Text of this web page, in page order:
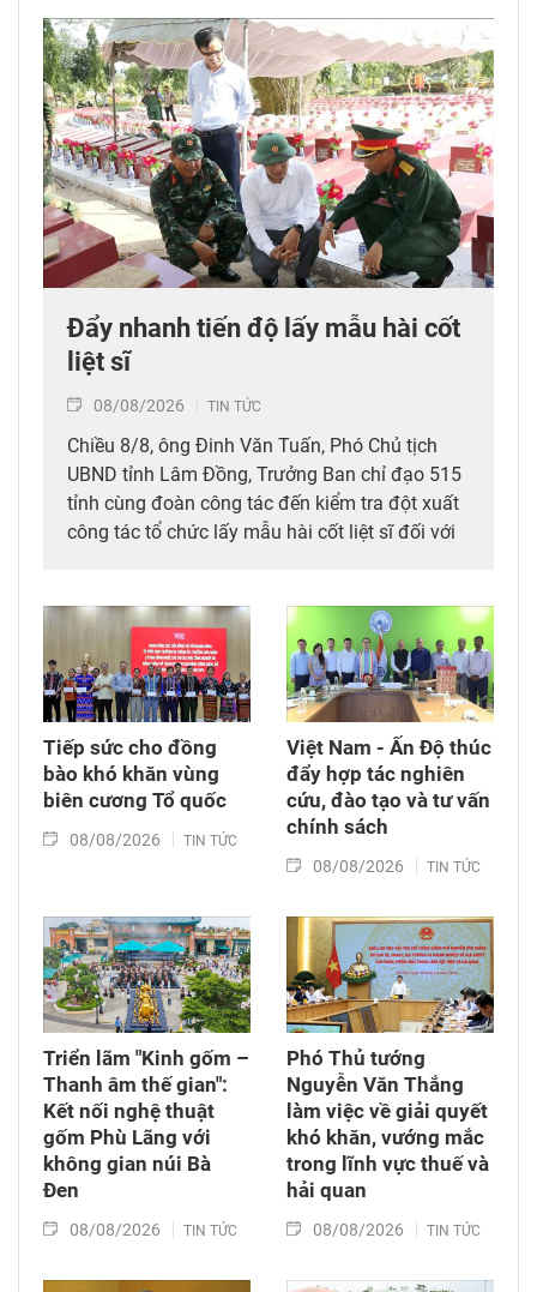
Đẩy nhanh tiến độ lấy mẫu hài cốt
liệt sĩ
08/08/2026 TIN TỨC
Chiều 8/8, ông Đinh Văn Tuấn, Phó Chủ tịch
UBND tỉnh Lâm Đồng, Trưởng Ban chỉ đạo 515
tỉnh cùng đoàn công tác đến kiểm tra đột xuất
công tác tổ chức lấy mẫu hài cốt liệt sĩ đối với
thời tặng quà cho cán bộ, chiến sĩ tham gia
công tác lấy mẫu tại đây.
Tiếp sức cho đồng
bào khó khăn vùng
biên cương Tổ quốc
08/08/2026 TIN TỨC
Việt Nam - Ấn Độ thúc
đẩy hợp tác nghiên
cứu, đào tạo và tư vấn
chính sách
08/08/2026 TIN TỨC
Triển lãm "Kinh gốm –
Thanh âm thế gian":
Kết nối nghệ thuật
gốm Phù Lãng với
không gian núi Bà
Đen
08/08/2026 TIN TỨC
Phó Thủ tướng
Nguyễn Văn Thắng
làm việc về giải quyết
khó khăn, vướng mắc
trong lĩnh vực thuế và
hải quan
08/08/2026 TIN TỨC